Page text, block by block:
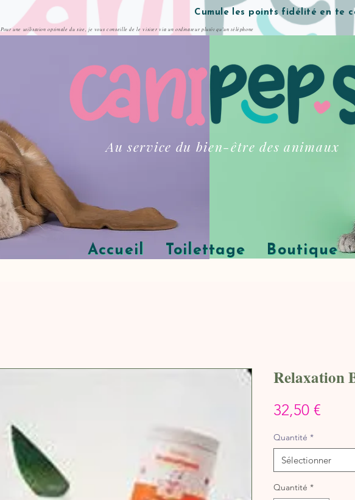
Cumule les points fidélité en te
Pour une utilisation optimale du site, je vous conseille de le visiter via un ordinateur plutôt qu'un téléphone
Au service du bien-être des animaux
Accueil Toilettage Boutique
Relaxation
32,50 €
Quantité *
Sélectionner
Quantité *